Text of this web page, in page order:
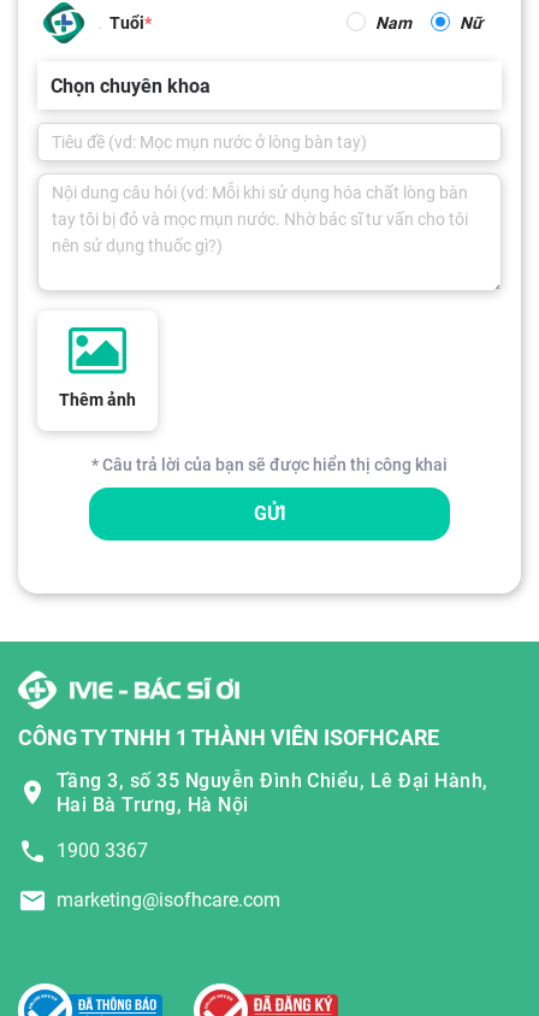
Tuổi Nam Nữ
Chọn chuyên khoa
Thêm ảnh
* Câu trả lời của bạn sẽ được hiển thị công khai
GỬI
CÔNG TY TNHH 1 THÀNH VIÊN ISOFHCARE
Tầng 3, số 35 Nguyễn Đình Chiểu, Lê Đại Hành,
Hai Bà Trưng, Hà Nội
1900 3367
marketing@isofhcare.com